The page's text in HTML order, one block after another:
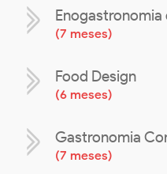
(7 meses)
Food Design
(6 meses)
Gastronomia
(7 meses)